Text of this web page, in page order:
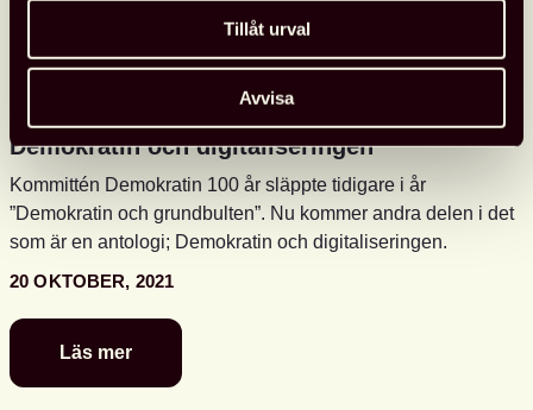
Tillåt urval
Avvisa
Demokratin och digitaliseringen
Kommittén Demokratin 100 år släppte tidigare i år
”Demokratin och grundbulten”. Nu kommer andra delen i det
som är en antologi; Demokratin och digitaliseringen.
20 OKTOBER, 2021
Läs mer
Demokratin
och